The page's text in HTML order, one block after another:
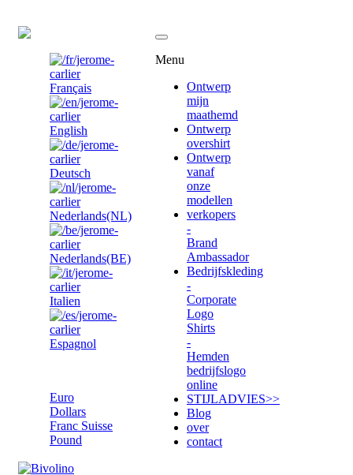
Français
English
Deutsch
Nederlands(NL)
Nederlands(BE)
Italien
Espagnol
Euro
Dollars
Franc Suisse
Pound
Menu
Ontwerp
mijn
maathemd
Ontwerp
overshirt
Ontwerp
vanaf
onze
modellen
verkopers
-
Brand
Ambassador
Bedrijfskleding
-
Corporate
Logo
Shirts
-
Hemden
bedrijfslogo
online
STIJLADVIES>>
Blog
over
contact